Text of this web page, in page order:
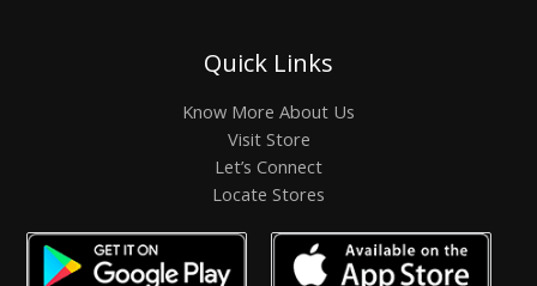
Quick Links
Know More About Us
Visit Store
Let’s Connect
Locate Stores